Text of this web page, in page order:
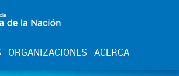
ORGANIZACIONES ACERCA